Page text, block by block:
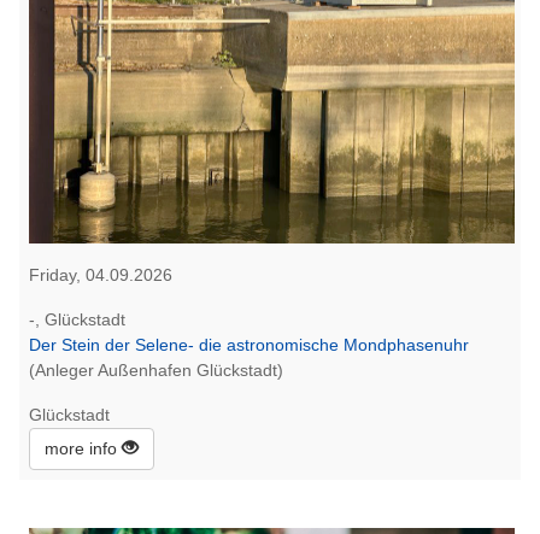
Friday, 04.09.2026
-, Glückstadt
Der Stein der Selene- die astronomische Mondphasenuhr
(Anleger Außenhafen Glückstadt)
Glückstadt
more info